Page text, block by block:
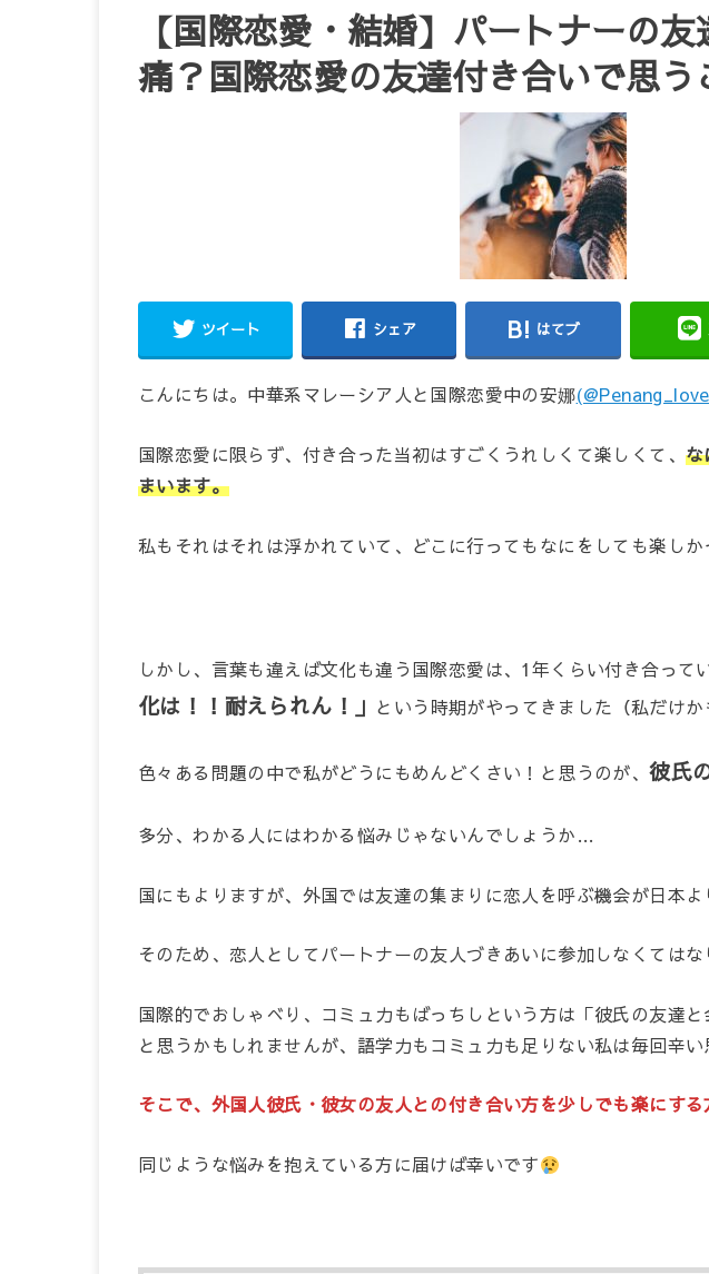
【国際恋愛・結婚】パートナーの
痛？国際恋愛の友達付き合いで思う
ツイート シェア はてブ
こんにちは。中華系マレーシア人と国際恋愛中の安娜
国際恋愛に限らず、付き合った当初はすごくうれしくて楽しくて、 な
まいます。
私もそれはそれは浮かれていて、どこに行ってもなにをしても楽し
しかし、言葉も違えば文化も違う国際恋愛は、1年くらい付き合って
化は！！耐えられん！」 という時期がやってきました（私だけか
色々ある問題の中で私がどうにもめんどくさい！と思うのが、彼氏
多分、わかる人にはわかる悩みじゃないんでしょうか…
国にもよりますが、外国では友達の集まりに恋人を呼ぶ機会が日本よ
そのため、恋人としてパートナーの友人づきあいに参加しなくてはな
国際的でおしゃべり、コミュ力もばっちしという方は「彼氏の友達と
と思うかもしれませんが、語学力もコミュ力も足りない私は毎回辛
そこで、外国人彼氏・彼女の友人との付き合い方を少しでも楽にする
同じような悩みを抱えている方に届けば幸いです